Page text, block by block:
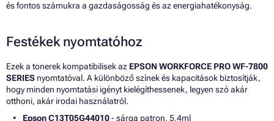
és fontos számukra a gazdaságosság és az energiahatékonyság.
Festékek nyomtatóhoz
Ezek a tonerek kompatibilisek az EPSON WORKFORCE PRO WF-7800
SERIES nyomtatóval. A különböző színek és kapacitások biztosítják,
hogy minden nyomtatási igényt kielégíthessenek, legyen szó akár
otthoni, akár irodai használatról.
Epson C13T05G44010- sárga patron, 5,4ml